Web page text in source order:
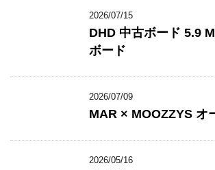
2026/07/15
DHD 中古ボード 5.9
ボード
2026/07/09
MAR × MOOZZYS オ
2026/05/16